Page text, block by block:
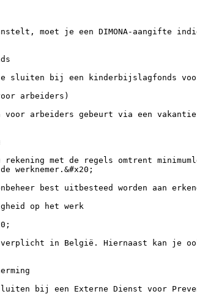
moet je een DIMONA-aangifte
sluiten bij een kinderbijslagfonds
arbeiders)
voor arbeiders gebeurt via een
rekening met de regels omtrent
werknemer.&#x20;
best uitbesteed worden aan
op het werk
in België. Hiernaast kan je
bij een Externe Dienst voor